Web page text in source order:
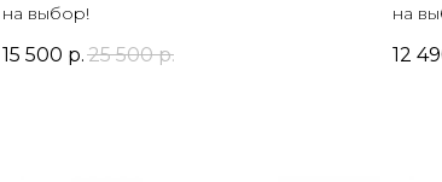
на выбор!
15 500 р. 25 500 р.
на
12